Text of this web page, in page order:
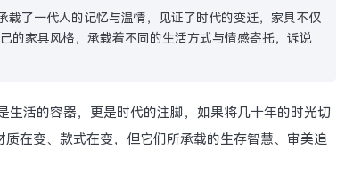
载了一代人的记忆与温情，见证了时代的变迁，家具不仅
的家具风格，承载着不同的生活方式与情感寄托，诉说
活的容器，更是时代的注脚，如果将几十年的时光切
质在变、款式在变，但它们所承载的生存智慧、审美追